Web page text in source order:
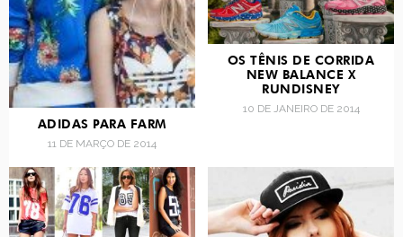
ADIDAS PARA FARM
11 DE MARÇO DE 2014
OS TÊNIS DE CORRIDA
NEW BALANCE X
RUNDISNEY
10 DE JANEIRO DE 2014